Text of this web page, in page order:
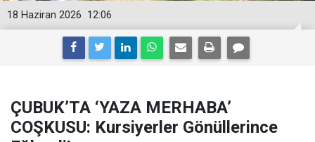
12:06
18 Haziran 2026
ÇUBUK’TA ‘YAZA MERHABA’
COŞKUSU: Kursiyerler Gönüllerince